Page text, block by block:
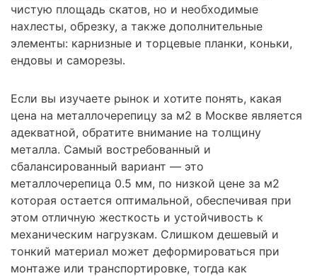
чистую площадь скатов, но и необходимые
нахлесты, обрезку, а также дополнительные
элементы: карнизные и торцевые планки, коньки,
ендовы и саморезы.
Если вы изучаете рынок и хотите понять, какая
цена на металлочерепицу за м2 в Москве является
адекватной, обратите внимание на толщину
металла. Самый востребованный и
сбалансированный вариант — это
металлочерепица 0.5 мм, по низкой цене за м2
которая остается оптимальной, обеспечивая при
этом отличную жесткость и устойчивость к
механическим нагрузкам. Слишком дешевый и
тонкий материал может деформироваться при
монтаже или транспортировке, тогда как